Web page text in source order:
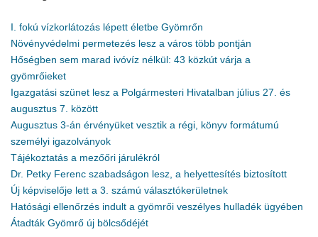
I. fokú vízkorlátozás lépett életbe Gyömrőn
Növényvédelmi permetezés lesz a város több pontján
Hőségben sem marad ivóvíz nélkül: 43 közkút várja a
gyömrőieket
Igazgatási szünet lesz a Polgármesteri Hivatalban július 27. és
augusztus 7. között
Augusztus 3-án érvényüket vesztik a régi, könyv formátumú
személyi igazolványok
Tájékoztatás a mezőőri járulékról
Dr. Petky Ferenc szabadságon lesz, a helyettesítés biztosított
Új képviselője lett a 3. számú választókerületnek
Hatósági ellenőrzés indult a gyömrői veszélyes hulladék ügyében
Átadták Gyömrő új bölcsődéjét